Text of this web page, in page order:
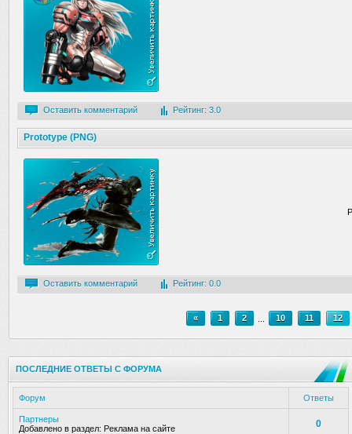
Оставить комментарий Рейтинг: 3.0
Prototype (PNG)
Оставить комментарий Рейтинг: 0.0
« 1 2 10 11 12
ПОСЛЕДНИЕ ОТВЕТЫ С ФОРУМА
Форум Ответы
Партнеры
Добавлено в раздел: Реклама на сайте 0